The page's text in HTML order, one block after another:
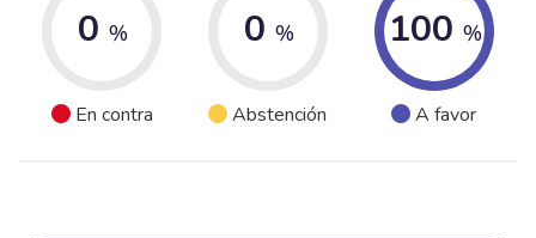
0 %
En contra
0 %
Abstención
100 %
A favor